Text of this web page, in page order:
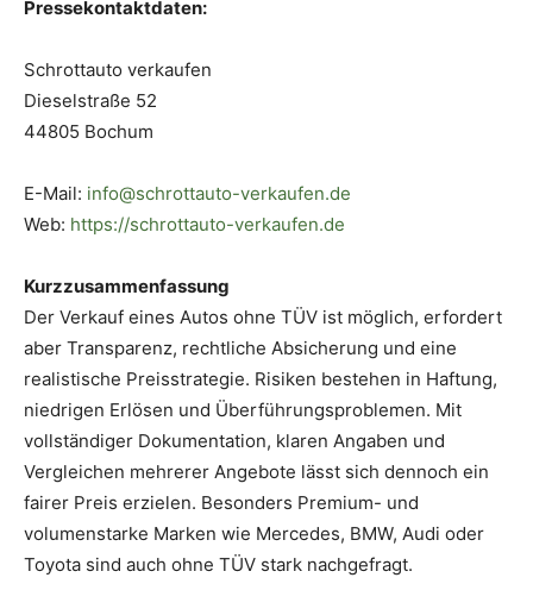
Pressekontaktdaten:
Schrottauto verkaufen
Dieselstraße 52
44805 Bochum
E-Mail: info@schrottauto-verkaufen.de
Web: https://schrottauto-verkaufen.de
Kurzzusammenfassung
Der Verkauf eines Autos ohne TÜV ist möglich, erfordert
aber Transparenz, rechtliche Absicherung und eine
realistische Preisstrategie. Risiken bestehen in Haftung,
niedrigen Erlösen und Überführungsproblemen. Mit
vollständiger Dokumentation, klaren Angaben und
Vergleichen mehrerer Angebote lässt sich dennoch ein
fairer Preis erzielen. Besonders Premium- und
volumenstarke Marken wie Mercedes, BMW, Audi oder
Toyota sind auch ohne TÜV stark nachgefragt.